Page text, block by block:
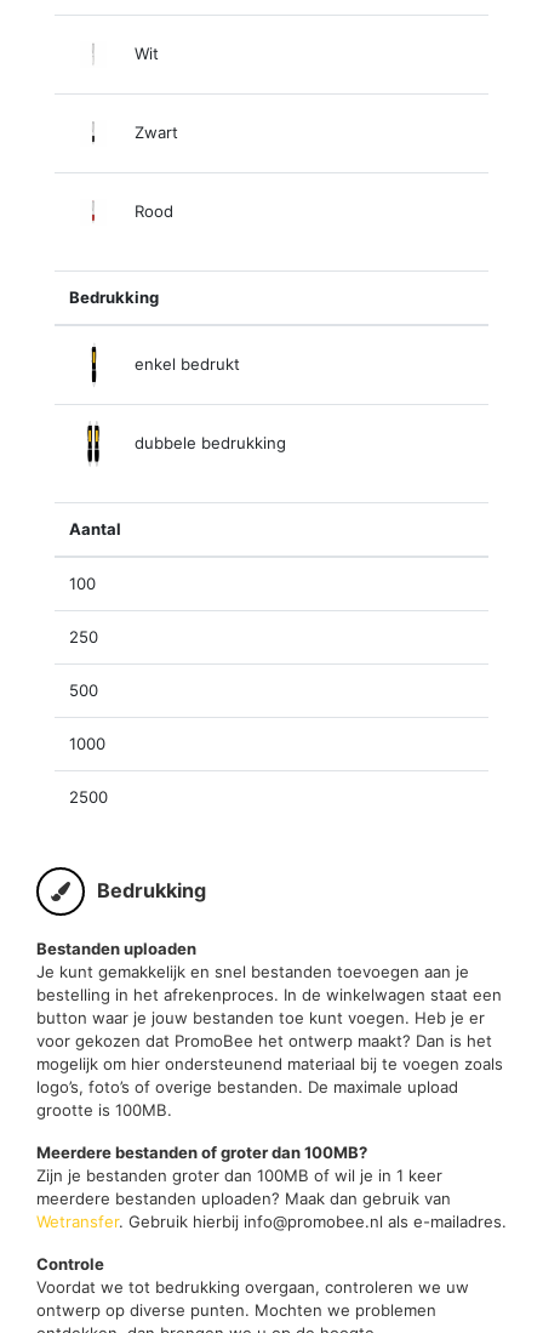
Wit
Zwart
Rood
Bedrukking
enkel bedrukt
dubbele bedrukking
Aantal
100
250
500
1000
2500
Bedrukking
Bestanden uploaden
Je kunt gemakkelijk en snel bestanden toevoegen aan je
bestelling in het afrekenproces. In de winkelwagen staat een
button waar je jouw bestanden toe kunt voegen. Heb je er
voor gekozen dat PromoBee het ontwerp maakt? Dan is het
mogelijk om hier ondersteunend materiaal bij te voegen zoals
logo’s, foto’s of overige bestanden. De maximale upload
grootte is 100MB.
Meerdere bestanden of groter dan 100MB?
Zijn je bestanden groter dan 100MB of wil je in 1 keer
meerdere bestanden uploaden? Maak dan gebruik van
Wetransfer. Gebruik hierbij info@promobee.nl als e-mailadres.
Controle
Voordat we tot bedrukking overgaan, controleren we uw
ontwerp op diverse punten. Mochten we problemen